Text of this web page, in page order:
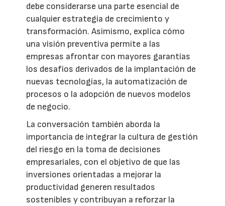
debe considerarse una parte esencial de
cualquier estrategia de crecimiento y
transformación. Asimismo, explica cómo
una visión preventiva permite a las
empresas afrontar con mayores garantías
los desafíos derivados de la implantación de
nuevas tecnologías, la automatización de
procesos o la adopción de nuevos modelos
de negocio.
La conversación también aborda la
importancia de integrar la cultura de gestión
del riesgo en la toma de decisiones
empresariales, con el objetivo de que las
inversiones orientadas a mejorar la
productividad generen resultados
sostenibles y contribuyan a reforzar la